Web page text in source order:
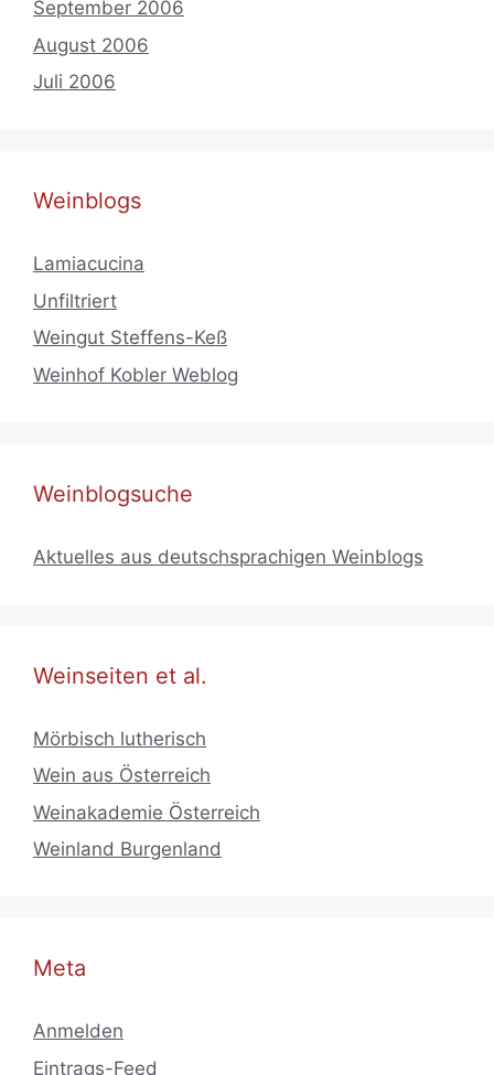
September 2006
August 2006
Juli 2006
Weinblogs
Lamiacucina
Unfiltriert
Weingut Steffens-Keß
Weinhof Kobler Weblog
Weinblogsuche
Aktuelles aus deutschsprachigen Weinblogs
Weinseiten et al.
Mörbisch lutherisch
Wein aus Österreich
Weinakademie Österreich
Weinland Burgenland
Meta
Anmelden
Eintrags-Feed